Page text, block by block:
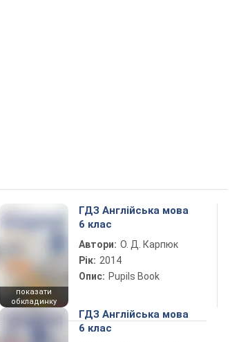
показати
обкладинку
ГДЗ Англійська мова
6 клас
Автори: О. Д. Карпюк
Рік: 2014
Опис: Pupils Book
ГДЗ Англійська мова
6 клас